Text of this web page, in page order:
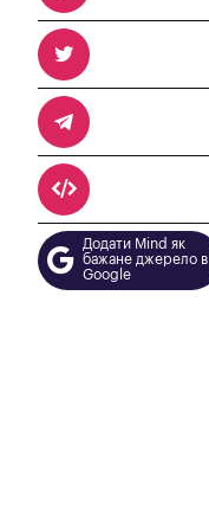
Додати Mind як
бажане джерело в
Google